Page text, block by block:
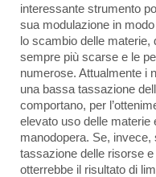
interessante strumento
sua modulazione in
lo scambio delle
sempre più scarse e le
numerose. Attualmente i
una bassa tassazione
comportano, per
elevato uso delle materie
manodopera. Se, invece,
tassazione delle risorse
otterrebbe il risultato di